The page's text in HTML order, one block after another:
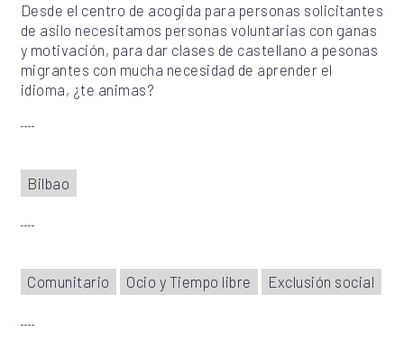
Desde el centro de acogida para personas solicitantes
de asilo necesitamos personas voluntarias con ganas
y motivación, para dar clases de castellano a pesonas
migrantes con mucha necesidad de aprender el
idioma, ¿te animas?
Bilbao
Comunitario Ocio y Tiempo libre Exclusión social